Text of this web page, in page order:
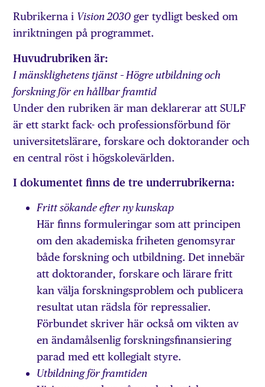
Rubrikerna i Vision 2030 ger tydligt besked om
inriktningen på programmet.
Huvudrubriken är:
I mänsklighetens tjänst – Högre utbildning och
forskning för en hållbar framtid
Under den rubriken är man deklarerar att SULF
är ett starkt fack- och professionsförbund för
universitetslärare, forskare och doktorander och
en central röst i högskolevärlden.
I dokumentet finns de tre underrubrikerna:
Fritt sökande efter ny kunskap
Här finns formuleringar som att principen
om den akademiska friheten genomsyrar
både forskning och utbildning. Det innebär
att doktorander, forskare och lärare fritt
kan välja forskningsproblem och publicera
resultat utan rädsla för repressalier.
Förbundet skriver här också om vikten av
en ändamålsenlig forskningsfinansiering
parad med ett kollegialt styre.
Utbildning för framtiden